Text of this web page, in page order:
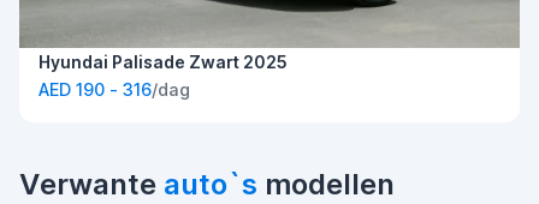
Hyundai Palisade Zwart 2025
AED 190 - 316/dag
Verwante auto`s modellen